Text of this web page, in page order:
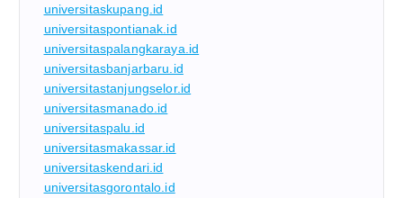
universitaskupang.id
universitaspontianak.id
universitaspalangkaraya.id
universitasbanjarbaru.id
universitastanjungselor.id
universitasmanado.id
universitaspalu.id
universitasmakassar.id
universitaskendari.id
universitasgorontalo.id